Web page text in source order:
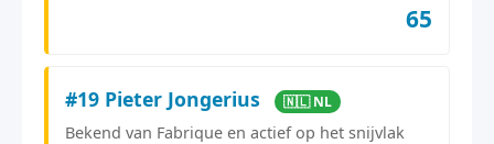
65
#19 Pieter Jongerius 🇳🇱 NL
Bekend van Fabrique en actief op het snijvlak